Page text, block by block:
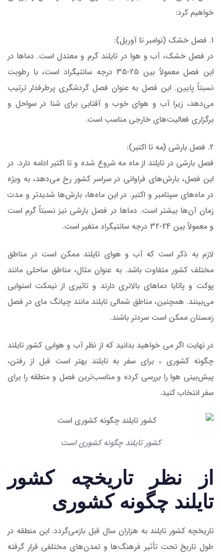
خواهیم کرد:
1. فصل خشک (نوامبر تا آوریل):
در فصل خشک، آب و هوا در تایلند گرم و معتدل است. دماها در
این فصل معمولاً بین 25-35 درجه سانتیگراد است، با رطوبت
نسبتاً پایین. این فصل به عنوان فصل گردشگری پرطرفدار ترتیب
می‌دهد، زیرا آب و هوای خوب و آفتابی برای شنا در سواحل و
برگزاری فعالیت‌های خارجی مناسب است.
2. فصل بارشی (مه تا اکتبر):
فصل بارشی در تایلند از ماه مه شروع شده و تا اکتبر ادامه دارد. در
این فصل، بارش‌های فراوانی در سراسر کشور رخ می‌دهد، به ویژه
در ماه‌های سپتامبر و اکتبر. در این ماه‌ها، بارش‌ها شدیدتر و مدت
زمان آن‌ها بیشتر است. دماها در فصل بارشی نیز نسبتاً گرم است
و معمولاً بین 24-32 درجه سانتیگراد متغیر است.
لازم به ذکر است که آب و هوای تایلند ممکن است در مناطق
مختلف کشور متفاوت باشد. به عنوان مثال، مناطق ساحلی مانند
پوکت و پاتایا دماهای بالاتری دارند و تاثیری از نیمکت استوایی
می‌بینند. همچنین، مناطق شمالی تایلند مانند چیانگ مای در فصل
زمستان ممکن است سردتر باشند.
در نهایت اگر می خواهید بدانید که از نظر آب و هوایی کشور تایلند
چگونه کشوری ، برای سفر به تایلند بهتر است قبل از رفتن،
پیش‌بینی هوا را بررسی کرده و مناسب‌ترین فصل و منطقه را برای
سفر انتخاب کنید.
کشور تایلند چگونه کشوری است
از نظر تاریخچه کشور
تایلند چگونه کشوری
تاریخچه کشور تایلند به هزاران سال قبل بازمی‌گردد. این منطقه در
طول تاریخ تحت تأثیر فرهنگ‌ها و تمدن‌های مختلفی قرار گرفته